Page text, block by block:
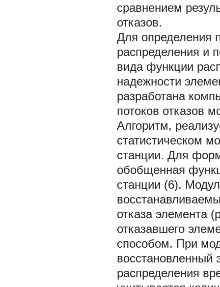
сравнением
отказов.
Для определения
распределения и
вида функции
надежности
разработана
потоков отказов
Алгоритм,
статистическом
станции. Для
обобщенная
станции (6).
отказа элемента
отказавшего
способом. При
распределения